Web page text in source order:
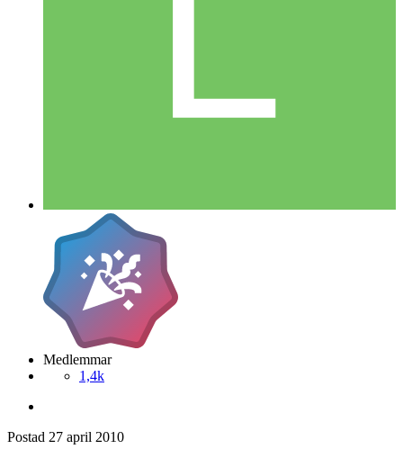
Medlemmar
1,4k
Postad 27 april 2010